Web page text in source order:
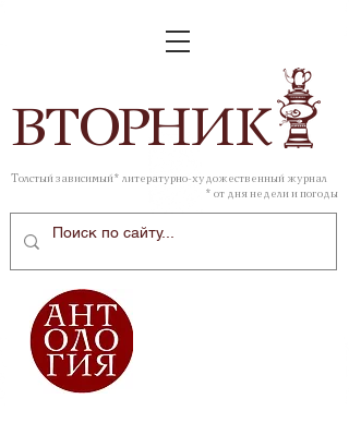
ВТОРНИК
Толстый зависимый* литературно-художественный журнал
* от дня недели и погоды